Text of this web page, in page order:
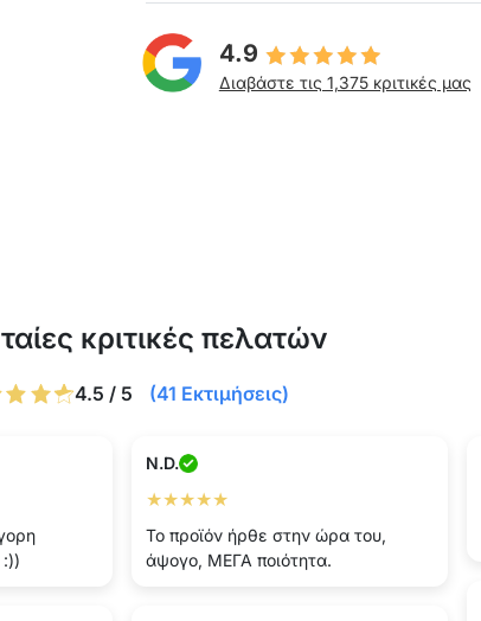
4.9
Διαβάστε τις 1,375 κριτικές μας
κριτικές πελατών
4.5 / 5 (41 Εκτιμήσεις)
N.D.
★★★★★
Το προϊόν ήρθε στην ώρα του,
άψογο, ΜΕΓΑ ποιότητα.